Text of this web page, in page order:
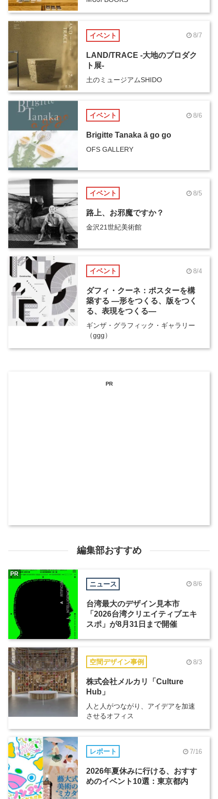
イベント 8/7
LAND/TRACE -大地のプロダク
ト展-
土のミュージアムSHIDO
イベント 8/6
Brigitte Tanaka ā go go
OFS GALLERY
イベント 8/5
路上、お邪魔ですか？
金沢21世紀美術館
イベント 8/4
ダフィ・クーネ：ポスターを構
築する ―形をつくる、版をつく
る、表現をつくる―
ギンザ・グラフィック・ギャラリー
（ggg）
PR
編集部おすすめ
ニュース 8/6
台湾最大のデザイン見本市
「2026台湾クリエイティブエキ
スポ」が8月31日まで開催
PR
空間デザイン事例 8/3
株式会社メルカリ「Culture
Hub」
人と人がつながり、アイデアを加速
させるオフィス
レポート 7/16
2026年夏休みに行ける、おすす
めのイベント10選：東京都内